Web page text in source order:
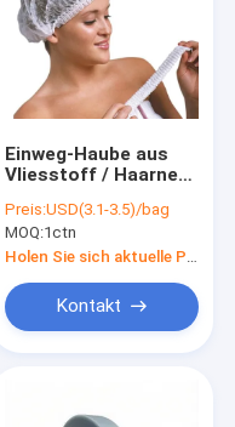
Einweg-Haube aus
Vliesstoff / Haarnetz
Zwecke, CE-
zertifiziert, Größen:
18", 19", 21", 24"
Preis:USD(3.1-3.5)/bag
MOQ:1ctn
Kontakt